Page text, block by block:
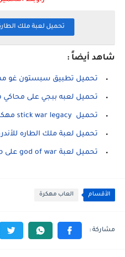
تحميل لعبة ملك الطارة
شاهد أيضاً :
تحميل تطبيق سبستون غو
تحميل لعبه ببجي على محاكي psp للاندرويد
تحميل stick war legacy مهكرة من ميديا فاير
تحميل لعبة ملك الطاره
تحميل لعبة god of war على psp من ميديا فاير
الأقسام العاب مهكرة